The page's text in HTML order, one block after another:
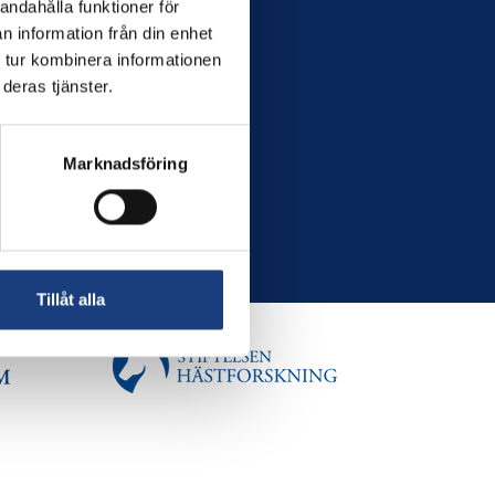
funktioner för
information från din enhet
kombinera informationen
tjänster.
Marknadsföring
Tillåt alla